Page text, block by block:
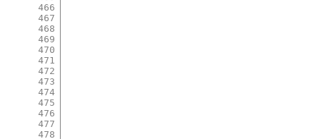
466
467
468
469
470
471
472
473
474
475
476
477
478